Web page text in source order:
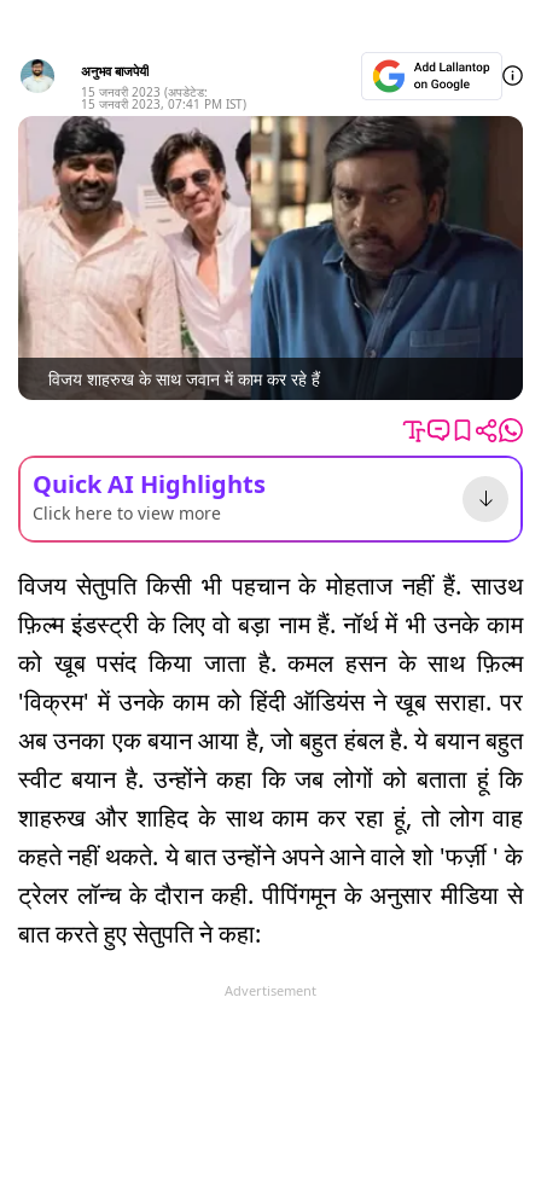
अनुभव बाजपेयी
15 जनवरी 2023 (अपडेटेड:
15 जनवरी 2023, 07:41 PM IST)
विजय शाहरुख के साथ जवान में काम कर रहे हैं
Quick AI Highlights
Click here to view more
विजय सेतुपति किसी भी पहचान के मोहताज नहीं हैं. साउथ
फ़िल्म इंडस्ट्री के लिए वो बड़ा नाम हैं. नॉर्थ में भी उनके काम
को खूब पसंद किया जाता है. कमल हसन के साथ फ़िल्म
'विक्रम' में उनके काम को हिंदी ऑडियंस ने खूब सराहा. पर
अब उनका एक बयान आया है, जो बहुत हंबल है. ये बयान बहुत
स्वीट बयान है. उन्होंने कहा कि जब लोगों को बताता हूं कि
शाहरुख और शाहिद के साथ काम कर रहा हूं, तो लोग वाह
कहते नहीं थकते. ये बात उन्होंने अपने आने वाले शो 'फर्ज़ी ' के
ट्रेलर लॉन्च के दौरान कही. पीपिंगमून के अनुसार मीडिया से
बात करते हुए सेतुपति ने कहा:
Advertisement